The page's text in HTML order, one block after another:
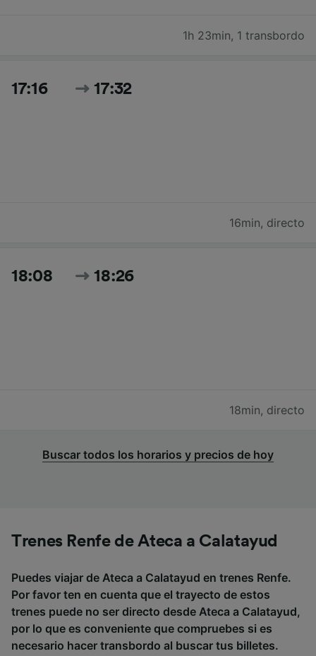
1h 23min, 1 transbordo
17:16 17:32
16min, directo
18:08 18:26
18min, directo
Buscar todos los horarios y precios de hoy
Trenes Renfe de Ateca a Calatayud
Puedes viajar de Ateca a Calatayud en trenes Renfe.
Por favor ten en cuenta que el trayecto de estos
trenes puede no ser directo desde Ateca a Calatayud,
por lo que es conveniente que compruebes si es
necesario hacer transbordo al buscar tus billetes.